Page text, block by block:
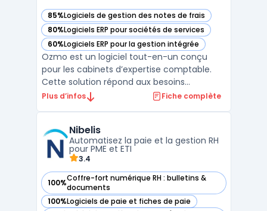
85%Logiciels de gestion des notes de frais
— voir Ozmo dans cette catégorie
80%Logiciels ERP pour sociétés de services
— voir Ozmo dans cette catégorie
60%Logiciels ERP pour la gestion intégrée
— voir Ozmo dans cette catégorie
Ozmo est un logiciel tout-en-un conçu
pour les cabinets d’expertise comptable.
Cette solution répond aux besoins
spécifiques des experts-comptables en
administratifs et la conformité légale. Avec
son interface intuitive, Oz ...
Plus d’infos Fiche complète
Nibelis
Automatisez la paie et la gestion RH
pour PME et ETI
3.4
100%Coffre-fort numérique RH : bulletins &
documents
— voir Nibelis dans cette catégorie
100%Logiciels de paie et fiches de paie
— voir Nibelis dans cette catégorie